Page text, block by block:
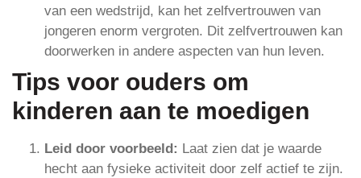
van een wedstrijd, kan het zelfvertrouwen van
jongeren enorm vergroten. Dit zelfvertrouwen kan
doorwerken in andere aspecten van hun leven.
Tips voor ouders om
kinderen aan te moedigen
Leid door voorbeeld: Laat zien dat je waarde
hecht aan fysieke activiteit door zelf actief te zijn.